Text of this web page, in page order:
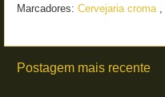
Marcadores: Cervejaria croma ,
Postagem mais recente